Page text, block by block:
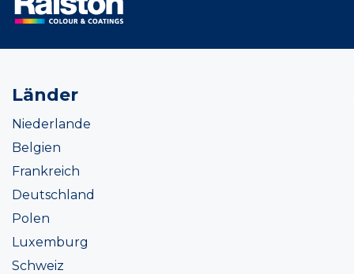
Länder
Niederlande
Belgien
Frankreich
Deutschland
Polen
Luxemburg
Schweiz